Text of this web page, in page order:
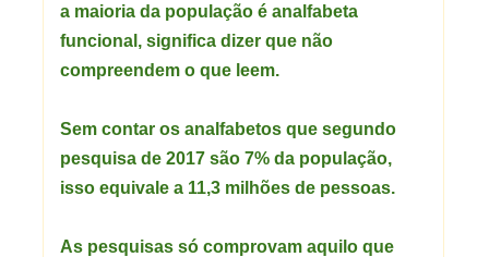
a maioria da população é analfabeta
funcional, significa dizer que não
compreendem o que leem.
Sem contar os analfabetos que segundo
pesquisa de 2017 são 7% da população,
isso equivale a 11,3 milhões de pessoas.
As pesquisas só comprovam aquilo que